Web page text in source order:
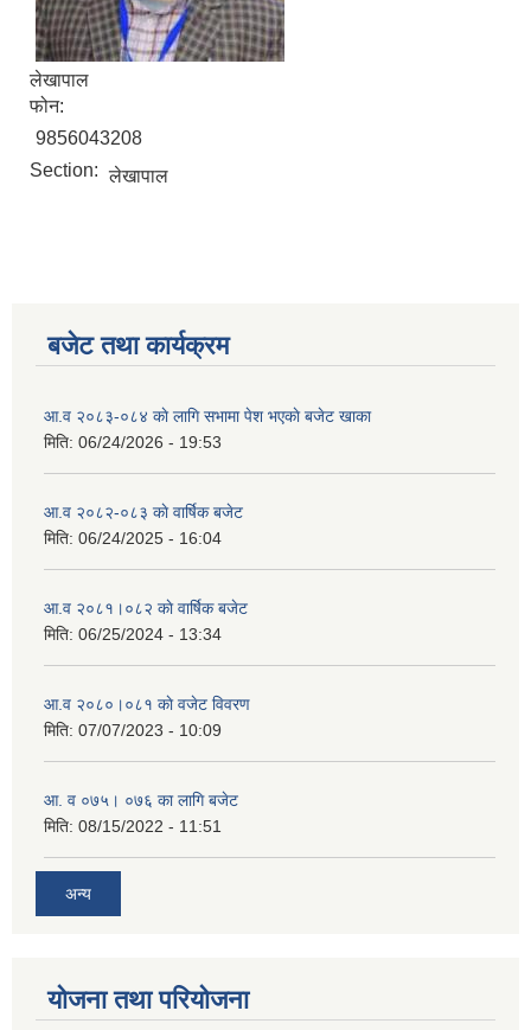
लेखापाल
फोन:
9856043208
Section: लेखापाल
बजेट तथा कार्यक्रम
आ.व २०८३-०८४ काे लागि सभामा पेश भएकाे बजेट खाका
मिति: 06/24/2026 - 19:53
आ.व २०८२-०८३ काे वार्षिक बजेट
मिति: 06/24/2025 - 16:04
आ.व २०८१।०८२ काे वार्षिक बजेट
मिति: 06/25/2024 - 13:34
आ.व २०८०।०८१ काे वजेट विवरण
मिति: 07/07/2023 - 10:09
आ. व ०७५। ०७६ का लागि बजेट
मिति: 08/15/2022 - 11:51
अन्य
योजना तथा परियोजना